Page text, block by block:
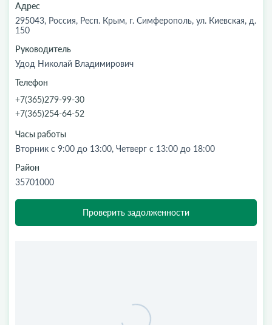
Адрес
295043, Россия, Респ. Крым, г. Симферополь, ул. Киевская, д.
150
Руководитель
Удод Николай Владимирович
Телефон
+7(365)279-99-30
+7(365)254-64-52
Часы работы
Вторник с 9:00 до 13:00, Четверг с 13:00 до 18:00
Район
35701000
Проверить задолженности